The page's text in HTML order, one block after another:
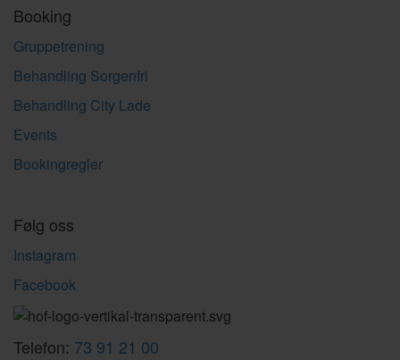
Booking
Gruppetrening
Behandling Sorgenfri
Behandling City Lade
Events
Bookingregler
Følg oss
Instagram
Facebook
Telefon: 73 91 21 00